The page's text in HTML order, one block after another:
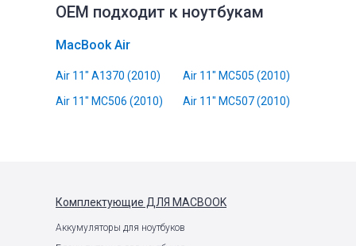
OEM подходит к ноутбукам
MacBook Air
Air 11" A1370 (2010)
Air 11" MC505 (2010)
Air 11" MC506 (2010)
Air 11" MC507 (2010)
Комплектующие ДЛЯ MACBOOK
Аккумуляторы для ноутбуков